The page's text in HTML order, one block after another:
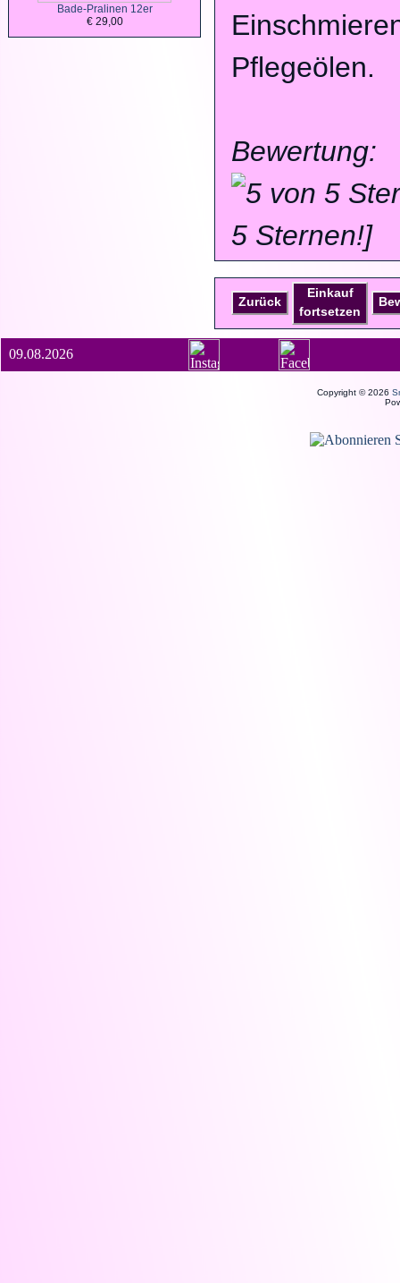
Bade-Pralinen 12er
€ 29,00
Pflegeölen.
Bewertung:
5 Sternen!]
Zurück
Einkauf
fortsetzen
09.08.2026
Copyright © 2026